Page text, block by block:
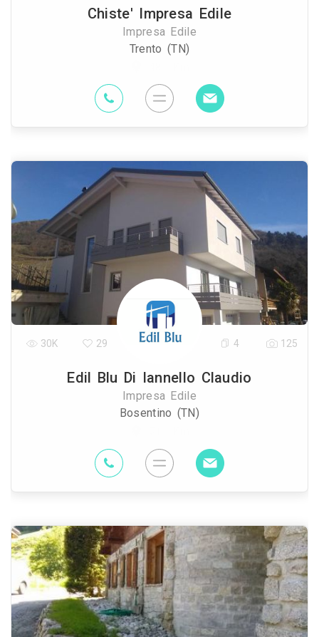
Chiste' Impresa Edile
Impresa Edile
Trento (TN)
Edil Blu Di Iannello Claudio
Impresa Edile
Bosentino (TN)
30K 29 4 125